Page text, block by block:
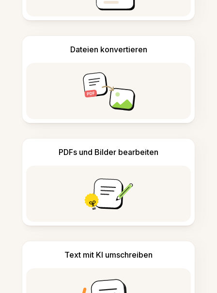
Dateien konvertieren
PDFs und Bilder bearbeiten
Text mit KI umschreiben